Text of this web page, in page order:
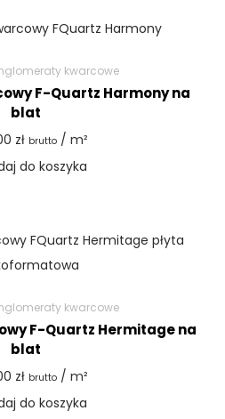
kwarcowe
F-Quartz Harmony na
blat
zł brutto / m²
do koszyka
kwarcowe
F-Quartz Hermitage na
blat
zł brutto/ m²
do koszyka